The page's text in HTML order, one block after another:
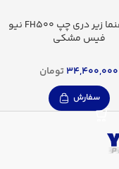
چراغ راهنما زیر دری چپ FH500 نیو
فیس مشکی
34,400,000تومان
سفارش